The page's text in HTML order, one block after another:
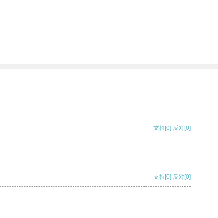
支持[0] 反对[0]
支持[0] 反对[0]